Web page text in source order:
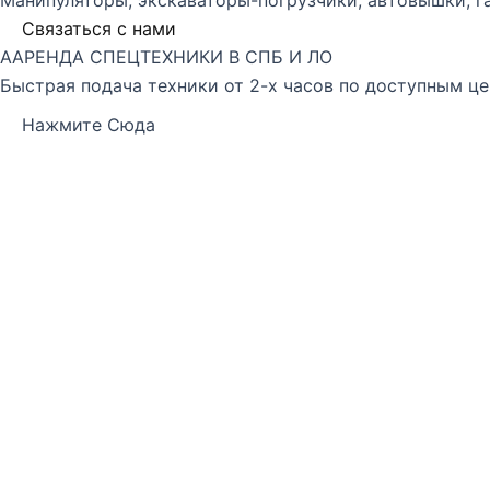
Связаться с нами
ААРЕНДА СПЕЦТЕХНИКИ В СПБ И ЛО
Быстрая подача техники от 2-х часов по доступным
Нажмите Сюда